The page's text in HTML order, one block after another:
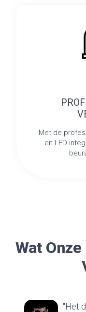
Met de
en LED
Wat
"Het